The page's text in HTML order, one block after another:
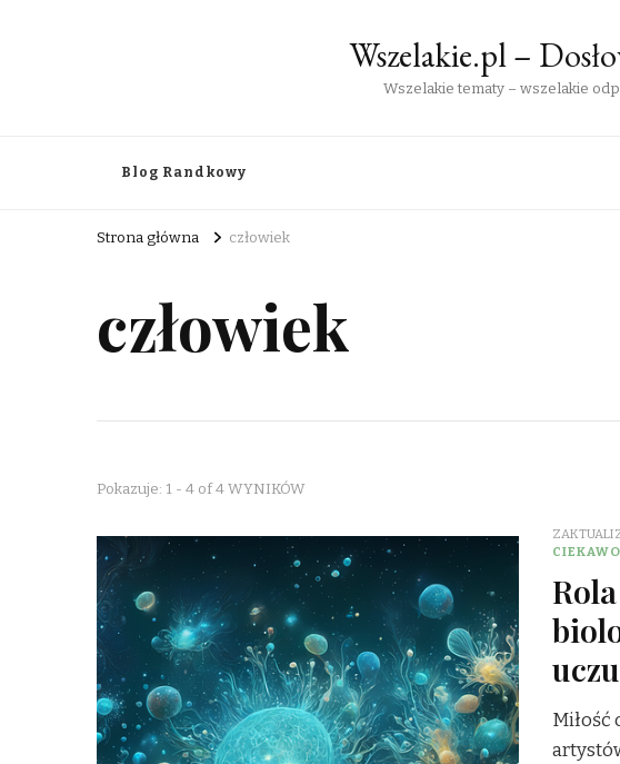
Wszelakie.pl –
Wszelakie tematy – wszelakie
Blog Randkowy
Strona główna człowiek
człowiek
Pokazuje: 1 - 4 of 4 WYNIKÓW
Miłość